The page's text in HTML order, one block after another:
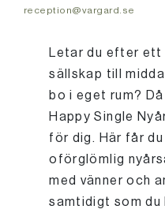
reception@vargard.se
Letar du efter ett
sällskap till
bo i eget rum?
Happy Single
för dig. Här får du
oförglömlig
med vänner och
samtidigt som